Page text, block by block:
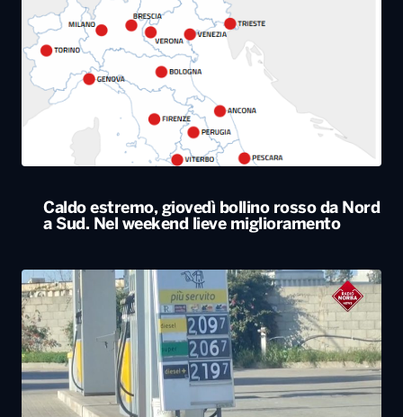
Caldo estremo, giovedì bollino rosso da Nord
a Sud. Nel weekend lieve miglioramento